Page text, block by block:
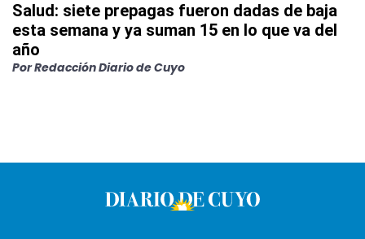
Salud: siete prepagas fueron dadas de baja
esta semana y ya suman 15 en lo que va del
año
PorRedacción Diario de Cuyo